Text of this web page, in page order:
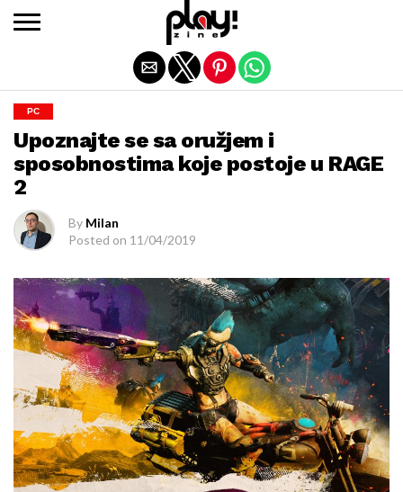
PC
Upoznajte se sa oružjem i
sposobnostima koje postoje u RAGE
2
By Milan
Posted on 11/04/2019
Exit mobile version